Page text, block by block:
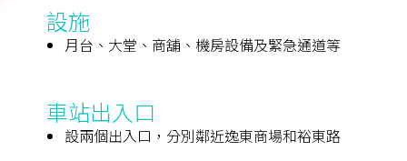
設施
月台、大堂、商舖、機房設備及緊急通道等
車站出入口
設兩個出入口，分別鄰近逸東商場和裕東路